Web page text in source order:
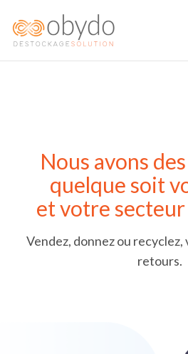
Nous avons
quelque soit
et votre secteur
Vendez, donnez ou recyclez,
retours.